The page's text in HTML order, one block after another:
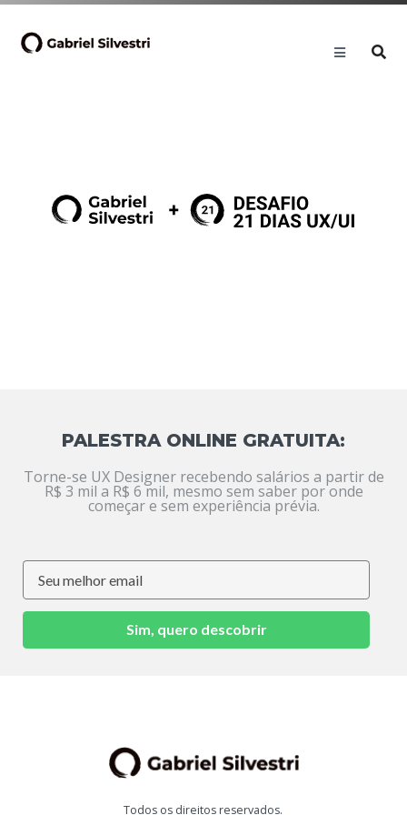
PALESTRA ONLINE GRATUITA:
Torne-se UX Designer recebendo salários a partir de
R$ 3 mil a R$ 6 mil, mesmo sem saber por onde
começar e sem experiência prévia.
Sim, quero descobrir
Todos os direitos reservados.